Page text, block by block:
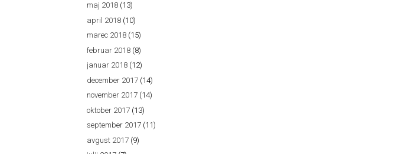
maj 2018 (13)
april 2018 (10)
marec 2018 (15)
februar 2018 (8)
januar 2018 (12)
december 2017 (14)
november 2017 (14)
oktober 2017 (13)
september 2017 (11)
avgust 2017 (9)